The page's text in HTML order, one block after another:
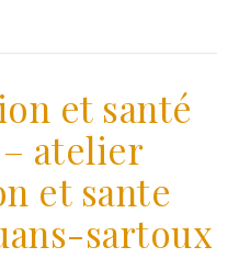
et santé
atelier
et sante
sartoux